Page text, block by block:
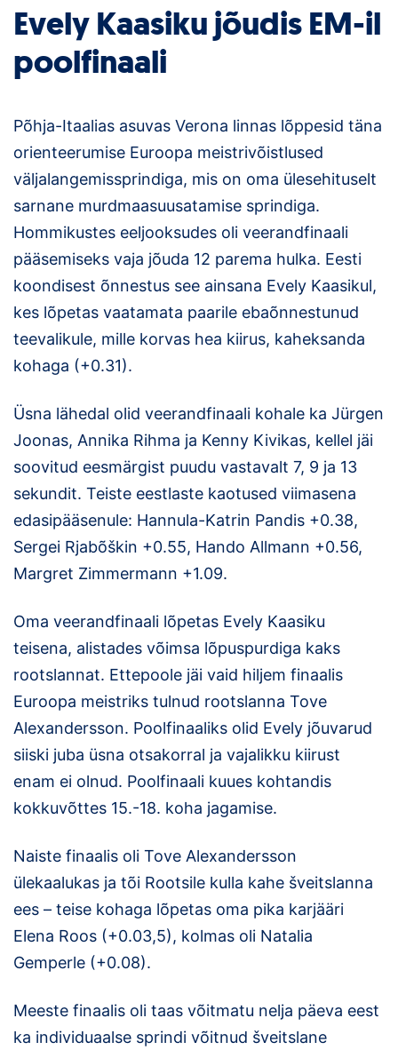
Ajalugu
Koolitused
OTSI
Evely Kaasiku jõudis EM-il
poolfinaali
Põhja-Itaalias asuvas Verona linnas lõppesid täna
orienteerumise Euroopa meistrivõistlused
väljalangemissprindiga, mis on oma ülesehituselt
sarnane murdmaasuusatamise sprindiga.
Hommikustes eeljooksudes oli veerandfinaali
pääsemiseks vaja jõuda 12 parema hulka. Eesti
koondisest õnnestus see ainsana Evely Kaasikul,
kes lõpetas vaatamata paarile ebaõnnestunud
teevalikule, mille korvas hea kiirus, kaheksanda
kohaga (+0.31).
Üsna lähedal olid veerandfinaali kohale ka Jürgen
Joonas, Annika Rihma ja Kenny Kivikas, kellel jäi
soovitud eesmärgist puudu vastavalt 7, 9 ja 13
sekundit. Teiste eestlaste kaotused viimasena
edasipääsenule: Hannula-Katrin Pandis +0.38,
Sergei Rjabõškin +0.55, Hando Allmann +0.56,
Margret Zimmermann +1.09.
Oma veerandfinaali lõpetas Evely Kaasiku
teisena, alistades võimsa lõpuspurdiga kaks
rootslannat. Ettepoole jäi vaid hiljem finaalis
Euroopa meistriks tulnud rootslanna Tove
Alexandersson. Poolfinaaliks olid Evely jõuvarud
siiski juba üsna otsakorral ja vajalikku kiirust
enam ei olnud. Poolfinaali kuues kohtandis
kokkuvõttes 15.-18. koha jagamise.
Naiste finaalis oli Tove Alexandersson
ülekaalukas ja tõi Rootsile kulla kahe šveitslanna
ees – teise kohaga lõpetas oma pika karjääri
Elena Roos (+0.03,5), kolmas oli Natalia
Gemperle (+0.08).
Meeste finaalis oli taas võitmatu nelja päeva eest
ka individuaalse sprindi võitnud šveitslane